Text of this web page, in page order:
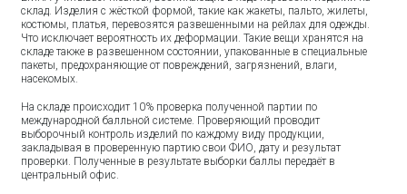
склад. Изделия с жёсткой формой, такие как жакеты, пальто, жилеты,
костюмы, платья, перевозятся развешенными на рейлах для одежды.
Что исключает вероятность их деформации. Такие вещи хранятся на
складе также в развешенном состоянии, упакованные в специальные
пакеты, предохраняющие от повреждений, загрязнений, влаги,
насекомых.
На складе происходит 10% проверка полученной партии по
международной балльной системе. Проверяющий проводит
выборочный контроль изделий по каждому виду продукции,
закладывая в проверенную партию свои ФИО, дату и результат
проверки. Полученные в результате выборки баллы передаёт в
центральный офис.